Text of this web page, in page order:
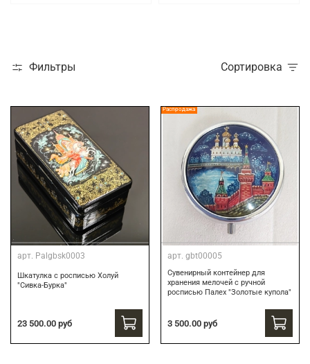
Фильтры Сортировка
арт. Palgbsk0003
Шкатулка с росписью Холуй
"Сивка-Бурка"
23 500.00 руб
Распродажа
арт. gbt00005
Сувенирный контейнер для
хранения мелочей с ручной
росписью Палех "Золотые купола"
3 500.00 руб